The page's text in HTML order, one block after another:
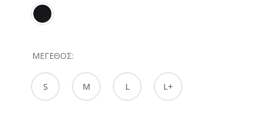
ΜΈΓΕΘΟΣ
S M L L+